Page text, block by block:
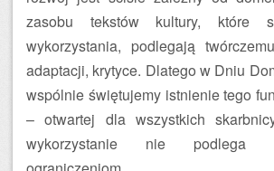
zasobu tekstów kultury, które
wykorzystania, podlegają
adaptacji, krytyce. Dlatego w Dniu
wspólnie świętujemy istnienie tego
– otwartej dla wszystkich
wykorzystanie nie podlega